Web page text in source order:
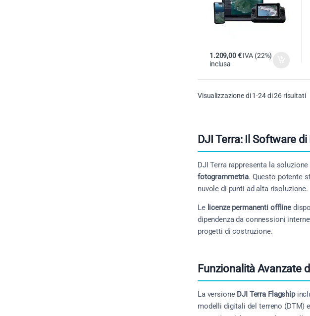
1.209,00€ IVA (22%)
inclusa
Visualizzazione di 1-24 di 26 risultati
DJI Terra: Il Software
DJI Terra rappresenta la
fotogrammetria. Questo potente
nuvole di punti ad alta risoluzione.
Le licenze permanenti offline
dipendenza da connessioni
progetti di costruzione.
Funzionalità Avanzate
La versione DJI Terra Flagship
modelli digitali del terreno (DTM)